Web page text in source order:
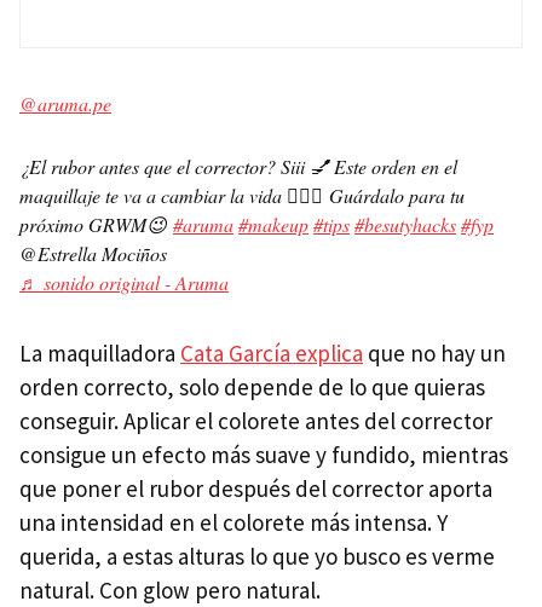
@aruma.pe
¿El rubor antes que el corrector? Siii 💅 Este orden en el
maquillaje te va a cambiar la vida 😮‍💨💋 Guárdalo para tu
próximo GRWM😉 #aruma#makeup#tips#besutyhacks#fyp
@Estrella Mociños
♬ sonido original - Aruma
La maquilladora Cata García explica que no hay un
orden correcto, solo depende de lo que quieras
conseguir. Aplicar el colorete antes del corrector
consigue un efecto más suave y fundido, mientras
que poner el rubor después del corrector aporta
una intensidad en el colorete más intensa. Y
querida, a estas alturas lo que yo busco es verme
natural. Con glow pero natural.